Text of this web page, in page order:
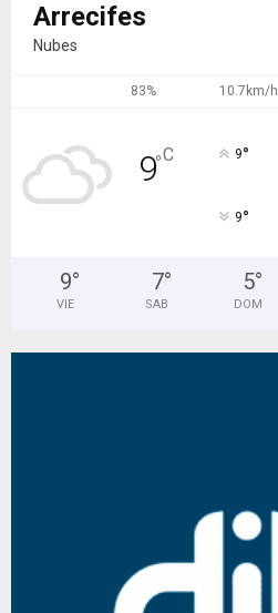
Arrecifes
Nubes
83% 10.7km/h
9°C 9°
9°
9°
VIE
7°
SAB
5°
DOM